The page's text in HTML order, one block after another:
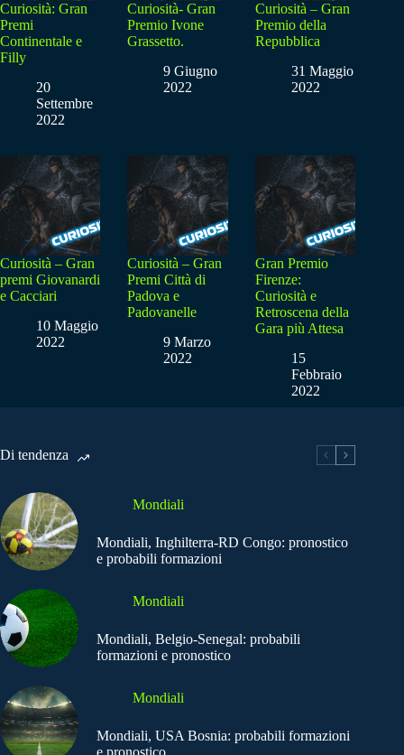
Curiosità: Gran
Premi
Continentale e
Filly
20
Settembre
2022
Curiosità- Gran
Premio Ivone
Grassetto.
9 Giugno
2022
Curiosità – Gran
Premio della
Repubblica
31 Maggio
2022
Curiosità – Gran
premi Giovanardi
e Cacciari
10 Maggio
2022
Curiosità – Gran
Premi Città di
Padova e
Padovanelle
9 Marzo
2022
Gran Premio
Firenze:
Curiosità e
Retroscena della
Gara più Attesa
15
Febbraio
2022
Di tendenza
Mondiali
Mondiali, Inghilterra-RD Congo: pronostico
e probabili formazioni
Mondiali
Mondiali, Belgio-Senegal: probabili
formazioni e pronostico
Mondiali
Mondiali, USA Bosnia: probabili formazioni
e pronostico